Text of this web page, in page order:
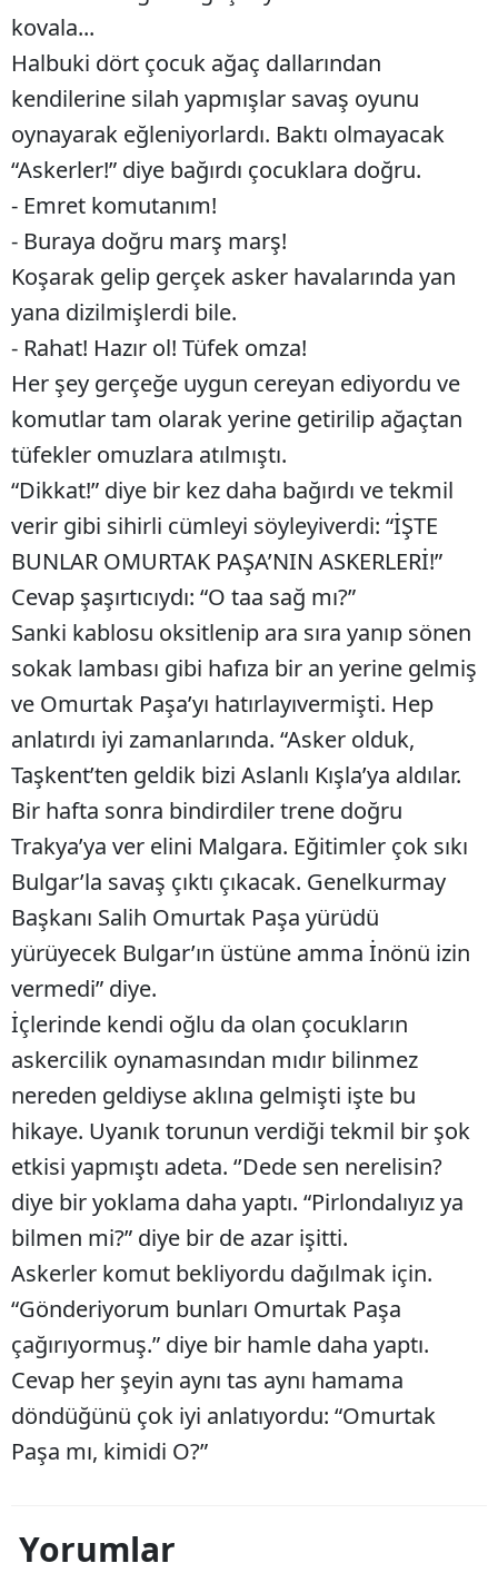
Karabük
Kilis
Osmaniye
kovala...
Halbuki dört çocuk ağaç dallarından
kendilerine silah yapmışlar savaş oyunu
oynayarak eğleniyorlardı. Baktı olmayacak
“Askerler!” diye bağırdı çocuklara doğru.
- Emret komutanım!
- Buraya doğru marş marş!
Koşarak gelip gerçek asker havalarında yan
yana dizilmişlerdi bile.
- Rahat! Hazır ol! Tüfek omza!
Her şey gerçeğe uygun cereyan ediyordu ve
komutlar tam olarak yerine getirilip ağaçtan
tüfekler omuzlara atılmıştı.
“Dikkat!” diye bir kez daha bağırdı ve tekmil
verir gibi sihirli cümleyi söyleyiverdi: “İŞTE
BUNLAR OMURTAK PAŞA’NIN ASKERLERİ!”
Cevap şaşırtıcıydı: “O taa sağ mı?”
Sanki kablosu oksitlenip ara sıra yanıp sönen
sokak lambası gibi hafıza bir an yerine gelmiş
ve Omurtak Paşa’yı hatırlayıvermişti. Hep
anlatırdı iyi zamanlarında. “Asker olduk,
Taşkent’ten geldik bizi Aslanlı Kışla’ya aldılar.
Bir hafta sonra bindirdiler trene doğru
Trakya’ya ver elini Malgara. Eğitimler çok sıkı
Bulgar’la savaş çıktı çıkacak. Genelkurmay
Başkanı Salih Omurtak Paşa yürüdü
yürüyecek Bulgar’ın üstüne amma İnönü izin
vermedi” diye.
İçlerinde kendi oğlu da olan çocukların
askercilik oynamasından mıdır bilinmez
nereden geldiyse aklına gelmişti işte bu
hikaye. Uyanık torunun verdiği tekmil bir şok
etkisi yapmıştı adeta. ‘’Dede sen nerelisin?
diye bir yoklama daha yaptı. “Pirlondalıyız ya
bilmen mi?” diye bir de azar işitti.
Askerler komut bekliyordu dağılmak için.
“Gönderiyorum bunları Omurtak Paşa
çağırıyormuş.” diye bir hamle daha yaptı.
Cevap her şeyin aynı tas aynı hamama
döndüğünü çok iyi anlatıyordu: “Omurtak
Paşa mı, kimidi O?”
Yorumlar